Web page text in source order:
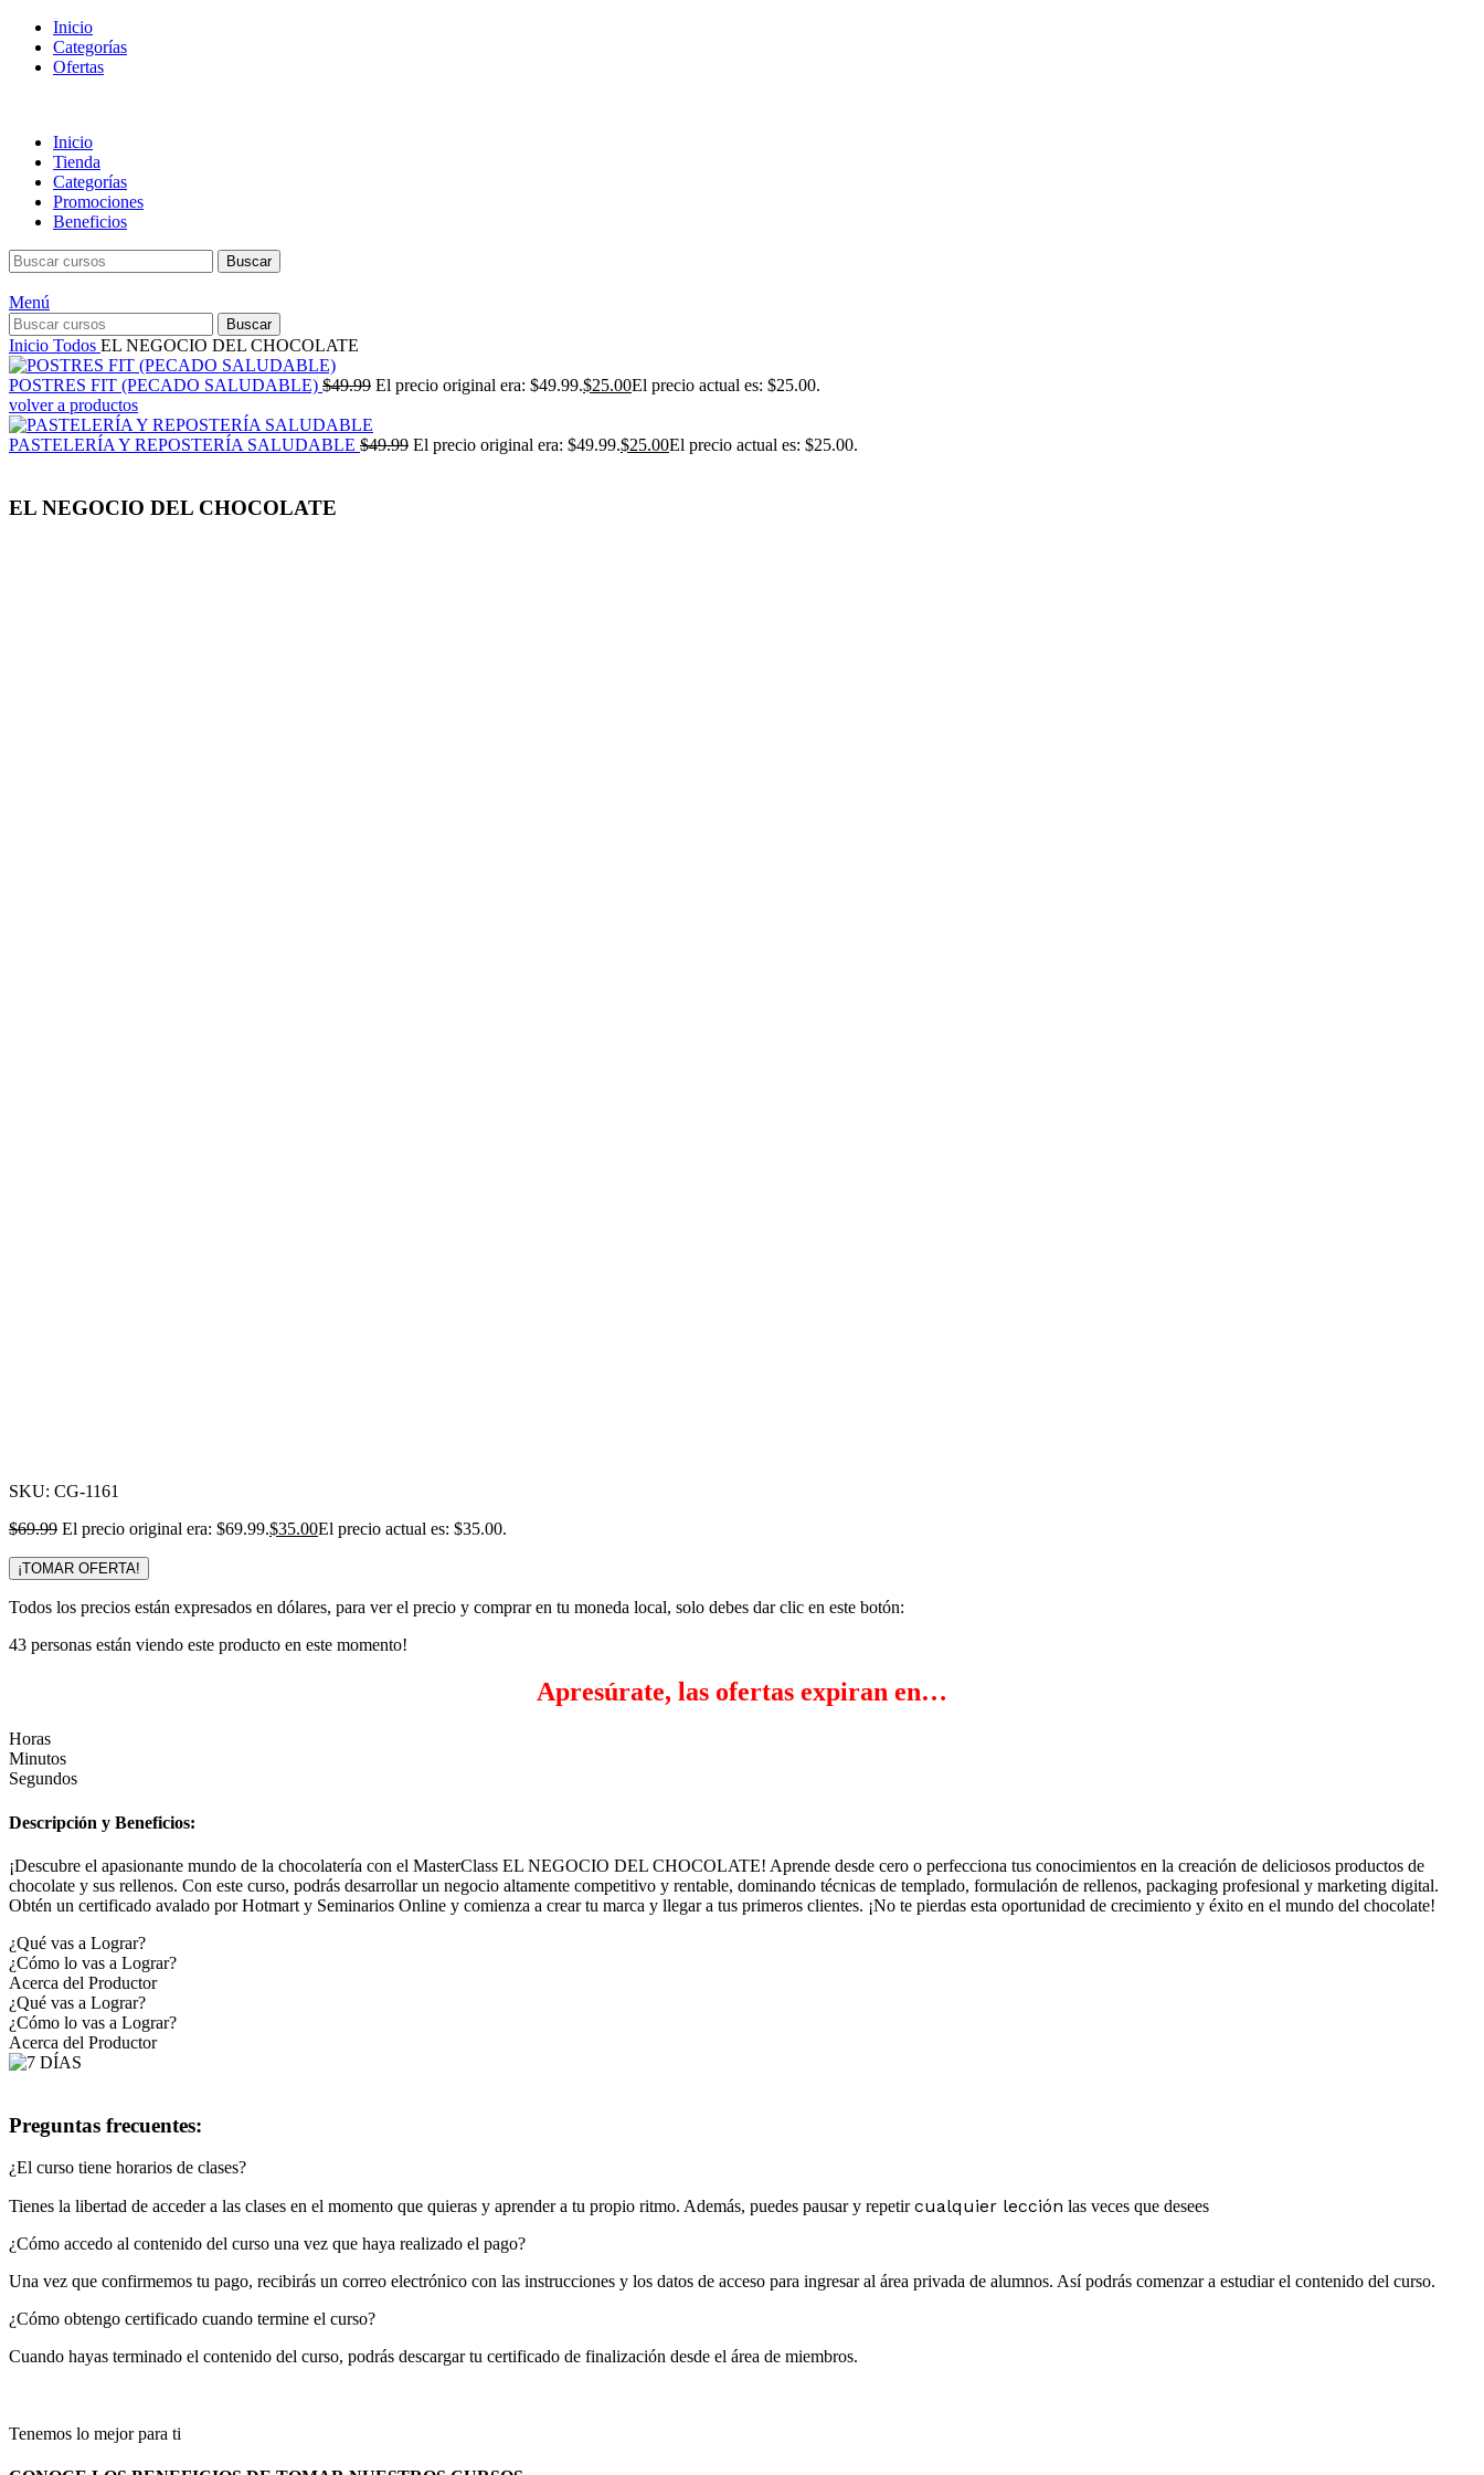
Inicio
Categorías
Ofertas
Inicio
Tienda
Categorías
Promociones
Beneficios
Buscar
Menú
Buscar
Inicio Todos EL NEGOCIO DEL CHOCOLATE
POSTRES FIT (PECADO SALUDABLE) $49.99 El precio original era: $49.99.$25.00El precio actual es: $25.00.
volver a productos
PASTELERÍA Y REPOSTERÍA SALUDABLE $49.99 El precio original era: $49.99.$25.00El precio actual es: $25.00.
EL NEGOCIO DEL CHOCOLATE
SKU: CG-1161
$69.99 El precio original era: $69.99.$35.00El precio actual es: $35.00.
¡TOMAR OFERTA!
Todos los precios están expresados en dólares, para ver el precio y comprar en tu moneda local, solo debes dar clic en este botón:
43 personas están viendo este producto en este momento!
Apresúrate, las ofertas expiran en…
Horas
Minutos
Segundos
Descripción y Beneficios:
¡Descubre el apasionante mundo de la chocolatería con el MasterClass EL NEGOCIO DEL CHOCOLATE! Aprende desde cero o perfecciona tus conocimientos en la creación de deliciosos productos de
chocolate y sus rellenos. Con este curso, podrás desarrollar un negocio altamente competitivo y rentable, dominando técnicas de templado, formulación de rellenos, packaging profesional y marketing digital.
Obtén un certificado avalado por Hotmart y Seminarios Online y comienza a crear tu marca y llegar a tus primeros clientes. ¡No te pierdas esta oportunidad de crecimiento y éxito en el mundo del chocolate!
¿Qué vas a Lograr?
¿Cómo lo vas a Lograr?
Acerca del Productor
¿Qué vas a Lograr?
¿Cómo lo vas a Lograr?
Acerca del Productor
Preguntas frecuentes:
¿El curso tiene horarios de clases?
Tienes la libertad de acceder a las clases en el momento que quieras y aprender a tu propio ritmo. Además, puedes pausar y repetircualquier lección las veces que desees
¿Cómo accedo al contenido del curso una vez que haya realizado el pago?
Una vez que confirmemos tu pago, recibirás un correo electrónico con las instrucciones y los datos de acceso para ingresar al área privada de alumnos. Así podrás comenzar a estudiar el contenido del curso.
¿Cómo obtengo certificado cuando termine el curso?
Cuando hayas terminado el contenido del curso, podrás descargar tu certificado de finalización desde el área de miembros.
Tenemos lo mejor para ti